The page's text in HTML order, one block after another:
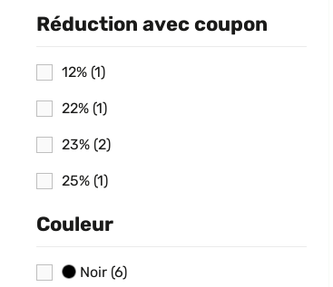
Réduction avec coupon
12% (1)
22% (1)
23% (2)
25% (1)
Couleur
Noir (6)